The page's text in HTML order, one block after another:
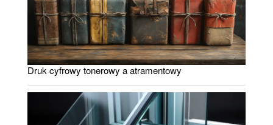
Druk cyfrowy tonerowy a atramentowy